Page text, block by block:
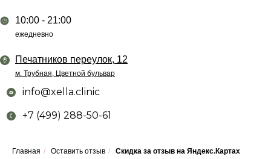
Печатников переулок, 12
м. Трубная, Цветной бульвар
10:00 - 21:00
ежедневно
info@xella.clinic
+7 (499) 288-50-61
Главная / Оставить отзыв / Скидка за отзыв на Яндекс.Картах